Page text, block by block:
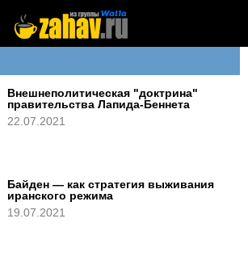
Внешнеполитическая "доктрина"
правительства Лапида-Беннета
22.07.2021
Байден — как стратегия выживания
иранского режима
19.07.2021